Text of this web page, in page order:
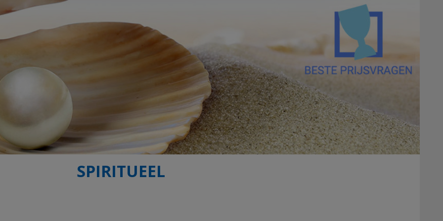
SPIRITUEEL